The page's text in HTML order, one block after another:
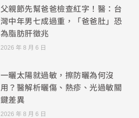
父親節先幫爸爸檢查紅字！醫：台
灣中年男七成過重，「爸爸肚」恐
為脂肪肝徵兆
2026 年 8 月 6 日
一曬太陽就過敏，擦防曬為何沒
用？醫解析曬傷、熱疹、光過敏關
鍵差異
2026 年 8 月 6 日